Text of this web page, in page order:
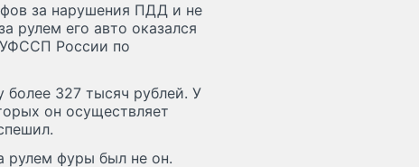
за нарушения ПДД и не
рулем его авто оказался
России по
327 тысяч рублей. У
он осуществляет
рулем фуры был не он.